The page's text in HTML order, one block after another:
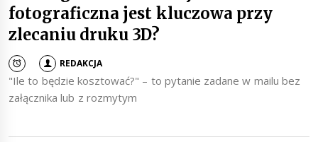
fotograficzna jest kluczowa przy
zlecaniu druku 3D?
REDAKCJA
"Ile to będzie kosztować?" – to pytanie zadane w mailu bez
załącznika lub z rozmytym